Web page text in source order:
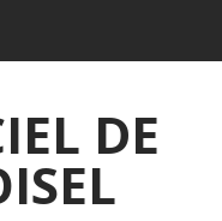
DE